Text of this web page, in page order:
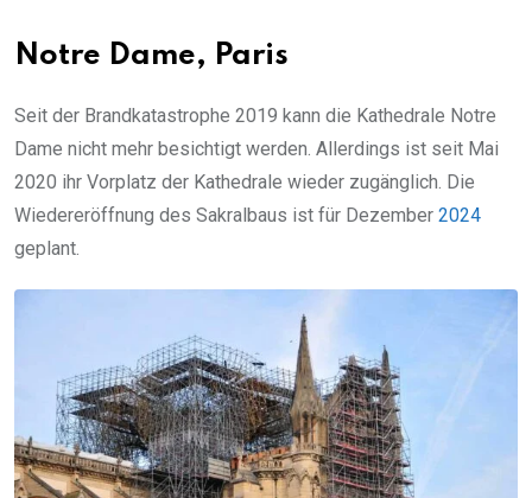
Notre Dame, Paris
Seit der Brandkatastrophe 2019 kann die Kathedrale Notre
Dame nicht mehr besichtigt werden. Allerdings ist seit Mai
2020 ihr Vorplatz der Kathedrale wieder zugänglich. Die
Wiedereröffnung des Sakralbaus ist für Dezember 2024
geplant.